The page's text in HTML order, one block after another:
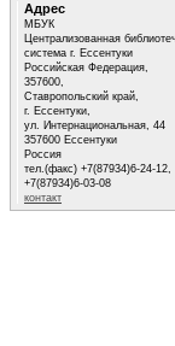
Адрес
МБУК
Централизованная
система г. Ессентуки
Российская Федерация,
357600,
Ставропольский край,
г. Ессентуки,
ул. Интернациональная, 44
357600 Ессентуки
Россия
тел.(факс) +7(87934)6-24-12,
+7(87934)6-03-08
контакт